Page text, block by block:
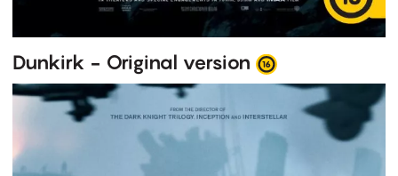
Dunkirk - Original version